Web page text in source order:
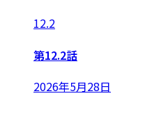
12.2
第12.2話
2026年5月28日